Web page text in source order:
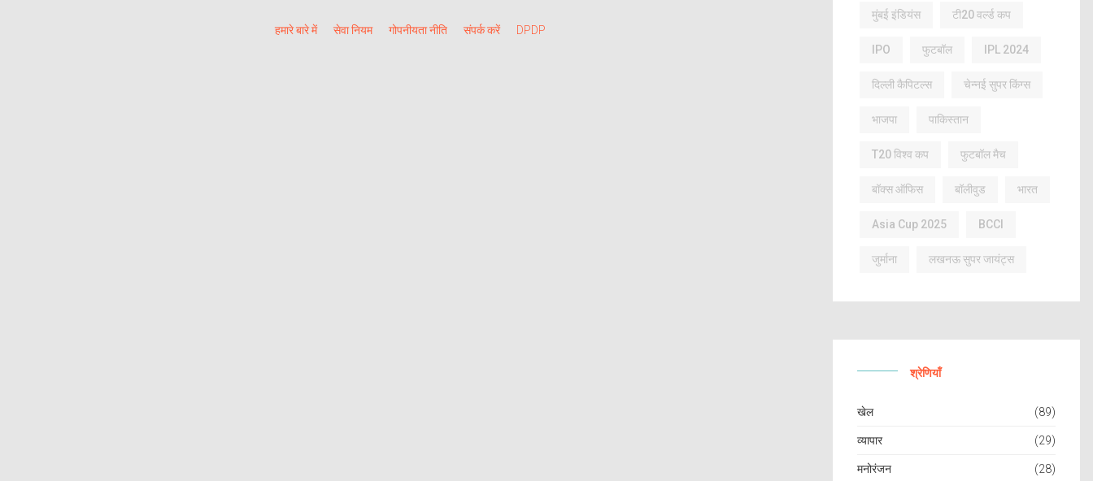
हमारे बारे में सेवा नियम गोपनीयता नीति संपर्क करें DPDP
मुंबई इंडियंस टी20 वर्ल्ड कप
IPO फुटबॉल IPL 2024
दिल्ली कैपिटल्स चेन्नई सुपर किंग्स
भाजपा पाकिस्तान
T20 विश्व कप फुटबॉल मैच
बॉक्स ऑफिस बॉलीवुड भारत
Asia Cup 2025 BCCI
जुर्माना लखनऊ सुपर जायंट्स
श्रेणियाँ
खेल (89)
व्यापार (29)
मनोरंजन (28)